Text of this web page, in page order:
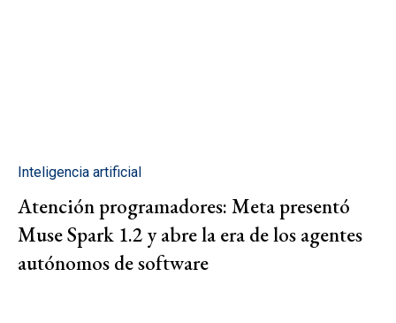
Inteligencia artificial
Atención programadores: Meta presentó
Muse Spark 1.2 y abre la era de los agentes
autónomos de software